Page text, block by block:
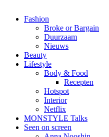
Fashion
Broke or Bargain
Duurzaam
Nieuws
Beauty
Lifestyle
Body & Food
Recepten
Hotspot
Interior
Netflix
MONSTYLE Talks
Seen on screen